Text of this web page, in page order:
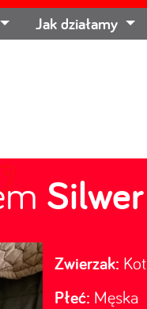
Jak działamy
Silwer
Zwierzak: Kot
Płeć: Męska